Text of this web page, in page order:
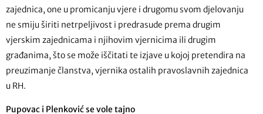
zajednica, one u promicanju vjere i drugomu svom djelovanju
ne smiju širiti netrpeljivost i predrasude prema drugim
vjerskim zajednicama i njihovim vjernicima ili drugim
građanima, što se može iščitati te izjave u kojoj pretendira na
preuzimanje članstva, vjernika ostalih pravoslavnih zajednica
u RH.
Pupovac i Plenković se vole tajno